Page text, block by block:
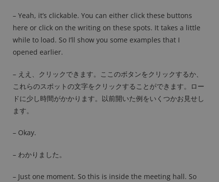
– Yeah, it’s clickable. You can either click these buttons
here or click on the writing on these spots. It takes a little
while to load. So I’ll show you some examples that I
opened earlier.
– ええ、クリックできます。ここのボタンをクリックするか、
これらのスポットの文字をクリックすることができます。ロー
ドに少し時間がかかります。以前開いた例をいくつかお見せし
ます。
– Okay.
– わかりました。
– Just one moment. So this is inside the meeting hall. So